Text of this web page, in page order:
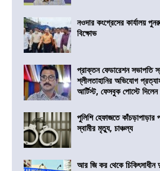
নওদার কংগ্রেসের কার্যালয়
বিক্ষোভ
প্রাক্তন ফেডারেশন সভাপতি
শ্লীলতাহানির অভিযোগ
আর্টিস্ট, ফেসবুক পোস্টে দিলেন
পুলিশি হেফাজতে কাঁচড়াপাড়ার
স্বামীর মৃত্যু, চাঞ্চল্য
আর জি কর থেকে চিকিৎসাধীন